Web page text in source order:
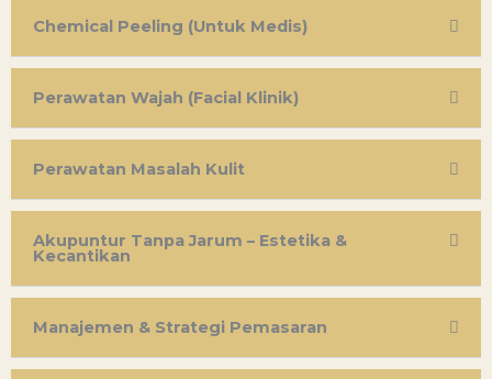
Chemical Peeling (Untuk Medis)
Perawatan Wajah (Facial Klinik)
Perawatan Masalah Kulit
Akupuntur Tanpa Jarum – Estetika &
Kecantikan
Manajemen & Strategi Pemasaran